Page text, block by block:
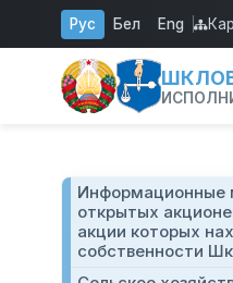
Перейти к основному
Рус Бел Eng
открытых
акции которых
собственности